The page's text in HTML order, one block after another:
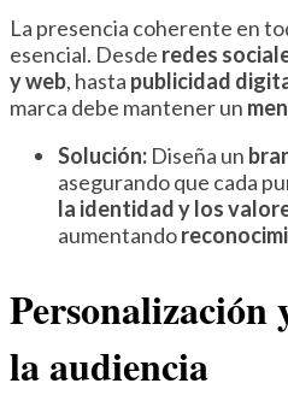
La presencia coherente en
esencial. Desde redes
y web, hasta publicidad
marca debe mantener un
Solución: Diseña un
asegurando que cada
la identidad y los
aumentando
Personalización
la audiencia